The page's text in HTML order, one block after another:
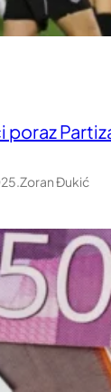
poraz
.Zoran Đukić